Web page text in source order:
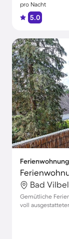
pro Nacht
5.0
Bad
Gemütliche
voll